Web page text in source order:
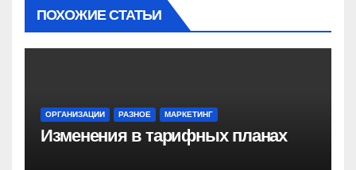
ПОХОЖИЕ СТАТЬИ
ОРГАНИЗАЦИИ РАЗНОЕ МАРКЕТИНГ
Изменения в тарифных планах